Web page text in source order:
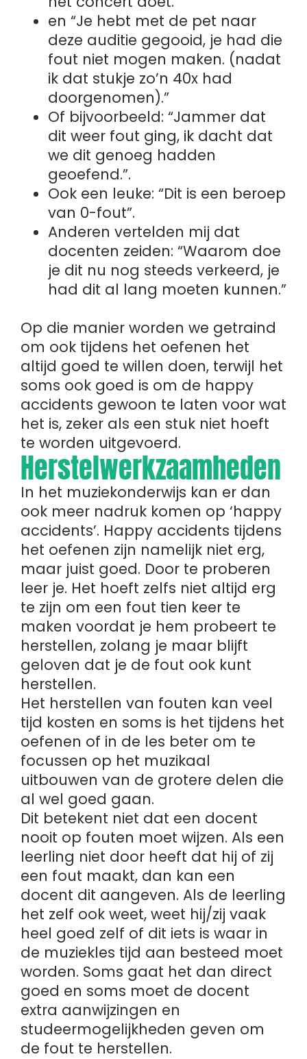
en “Je hebt met de pet naar
deze auditie gegooid, je had die
fout niet mogen maken. (nadat
ik dat stukje zo’n 40x had
doorgenomen).”
Of bijvoorbeeld: “Jammer dat
dit weer fout ging, ik dacht dat
we dit genoeg hadden
geoefend.”.
Ook een leuke: “Dit is een beroep
van 0-fout”.
Anderen vertelden mij dat
docenten zeiden: “Waarom doe
je dit nu nog steeds verkeerd, je
had dit al lang moeten kunnen.”
Op die manier worden we getraind
om ook tijdens het oefenen het
altijd goed te willen doen, terwijl het
soms ook goed is om de happy
accidents gewoon te laten voor wat
het is, zeker als een stuk niet hoeft
te worden uitgevoerd.
Herstelwerkzaamheden
In het muziekonderwijs kan er dan
ook meer nadruk komen op ‘happy
accidents’. Happy accidents tijdens
het oefenen zijn namelijk niet erg,
maar juist goed. Door te proberen
leer je. Het hoeft zelfs niet altijd erg
te zijn om een fout tien keer te
maken voordat je hem probeert te
herstellen, zolang je maar blijft
geloven dat je de fout ook kunt
herstellen.
Het herstellen van fouten kan veel
tijd kosten en soms is het tijdens het
oefenen of in de les beter om te
focussen op het muzikaal
uitbouwen van de grotere delen die
al wel goed gaan.
Dit betekent niet dat een docent
nooit op fouten moet wijzen. Als een
leerling niet door heeft dat hij of zij
een fout maakt, dan kan een
docent dit aangeven. Als de leerling
het zelf ook weet, weet hij/zij vaak
heel goed zelf of dit iets is waar in
de muziekles tijd aan besteed moet
worden. Soms gaat het dan direct
goed en soms moet de docent
extra aanwijzingen en
studeermogelijkheden geven om
de fout te herstellen.